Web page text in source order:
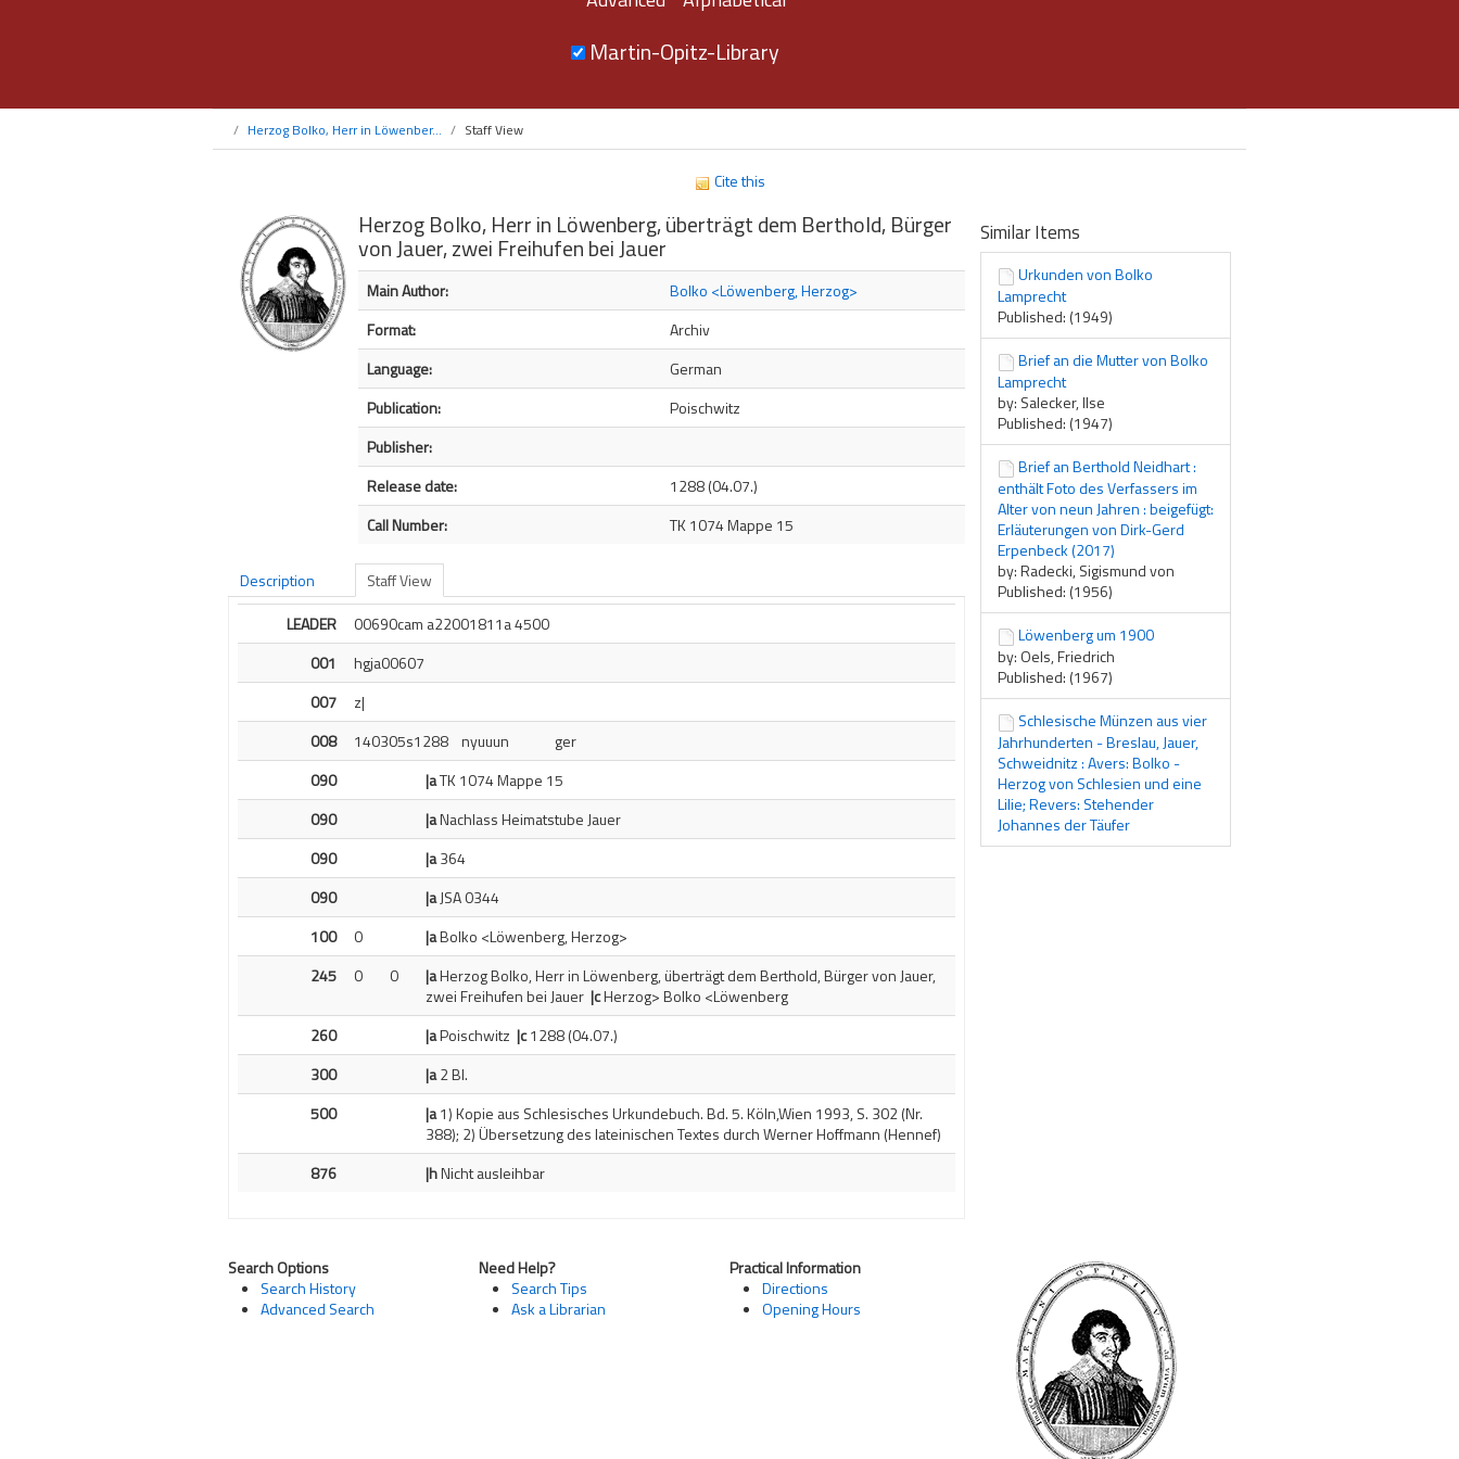
Martin-Opitz-Library
Herzog Bolko, Herr in Löwenber... Staff View
Cite this
Herzog Bolko, Herr in Löwenberg, überträgt dem Berthold, Bürger
von Jauer, zwei Freihufen bei Jauer
Bibliographic Details
Main Author:
Bolko <Löwenberg, Herzog>
Format:
Archiv
Language:
German
Publication:
Poischwitz
Publisher:
Release date:
1288 (04.07.)
Call Number:
TK 1074 Mappe 15
Description
Staff View
LEADER
00690cam a22001811a 4500
001
hgja00607
007
z|
008
140305s1288    nyuuun              ger
090
|aTK 1074 Mappe 15
090
|aNachlass Heimatstube Jauer
090
|a364
090
|aJSA 0344
100
0 |aBolko <Löwenberg, Herzog>
245
0 0 |aHerzog Bolko, Herr in Löwenberg, überträgt dem Berthold, Bürger von Jauer,
zwei Freihufen bei Jauer |cHerzog> Bolko <Löwenberg
260
|aPoischwitz |c1288 (04.07.)
300
|a2 Bl.
500
|a1) Kopie aus Schlesisches Urkundebuch. Bd. 5. Köln,Wien 1993, S. 302 (Nr.
388); 2) Übersetzung des lateinischen Textes durch Werner Hoffmann (Hennef)
876
|hNicht ausleihbar
Similar Items
Urkunden von Bolko
Lamprecht
Published: (1949)
Brief an die Mutter von Bolko
Lamprecht
by: Salecker, Ilse
Published: (1947)
Brief an Berthold Neidhart :
enthält Foto des Verfassers im
Alter von neun Jahren : beigefügt:
Erläuterungen von Dirk-Gerd
Erpenbeck (2017)
by: Radecki, Sigismund von
Published: (1956)
Löwenberg um 1900
by: Oels, Friedrich
Published: (1967)
Schlesische Münzen aus vier
Jahrhunderten - Breslau, Jauer,
Schweidnitz : Avers: Bolko -
Herzog von Schlesien und eine
Lilie; Revers: Stehender
Johannes der Täufer
Search Options
Search History
Advanced Search
Need Help?
Search Tips
Ask a Librarian
Practical Information
Directions
Opening Hours